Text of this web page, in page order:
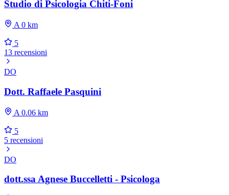
Studio di Psicologia Chiti-Foni
A 0 km
5
13 recensioni
DO
Dott. Raffaele Pasquini
A 0.06 km
5
5 recensioni
DO
dott.ssa Agnese Buccelletti - Psicologa